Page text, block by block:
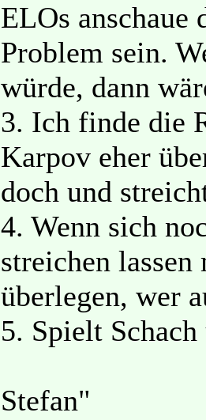
ELOs anschaue
Problem sein.
würde, dann
3. Ich finde die
Karpov eher
doch und
4. Wenn sich
streichen
überlegen, wer
5. Spielt
Stefan"